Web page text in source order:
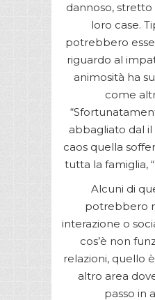
dannoso,
loro case.
potrebbero
riguardo al
animosità ha
come
abbagliato dal
caos quella
tutta la famiglia,
Alcuni di
potrebbero
interazione o
cos’è non
relazioni, quello
altro area
passo in